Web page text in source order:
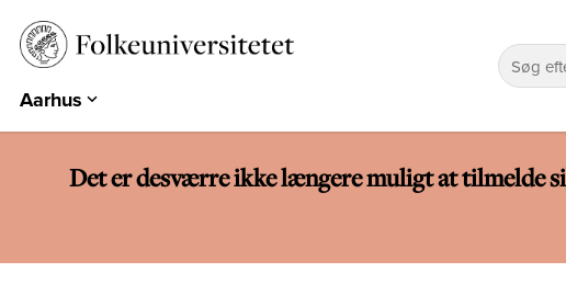
Aarhus
Aarhus
Emdrup
Herning
Det er desværre ikke længere muligt at tilmelde